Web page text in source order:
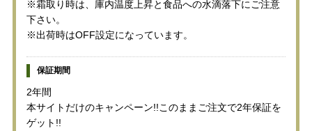
※霜取り時は、庫内温度上昇と食品への水滴落下にご注意
下さい。
※出荷時はOFF設定になっています。
保証期間
2年間
本サイトだけのキャンペーン!!このままご注文で2年保証を
ゲット!!